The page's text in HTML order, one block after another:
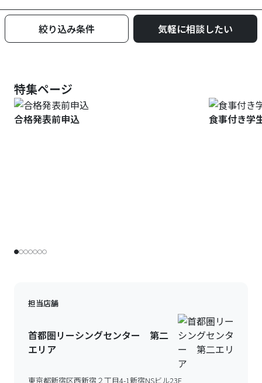
絞り込み条件 気軽に相談したい
特集ページ
合格発表前申込 食事付き学
担当店舗
首都圏リーシングセンター 第二
エリア
東京都新宿区西新宿２丁目4-1新宿NSビル23F